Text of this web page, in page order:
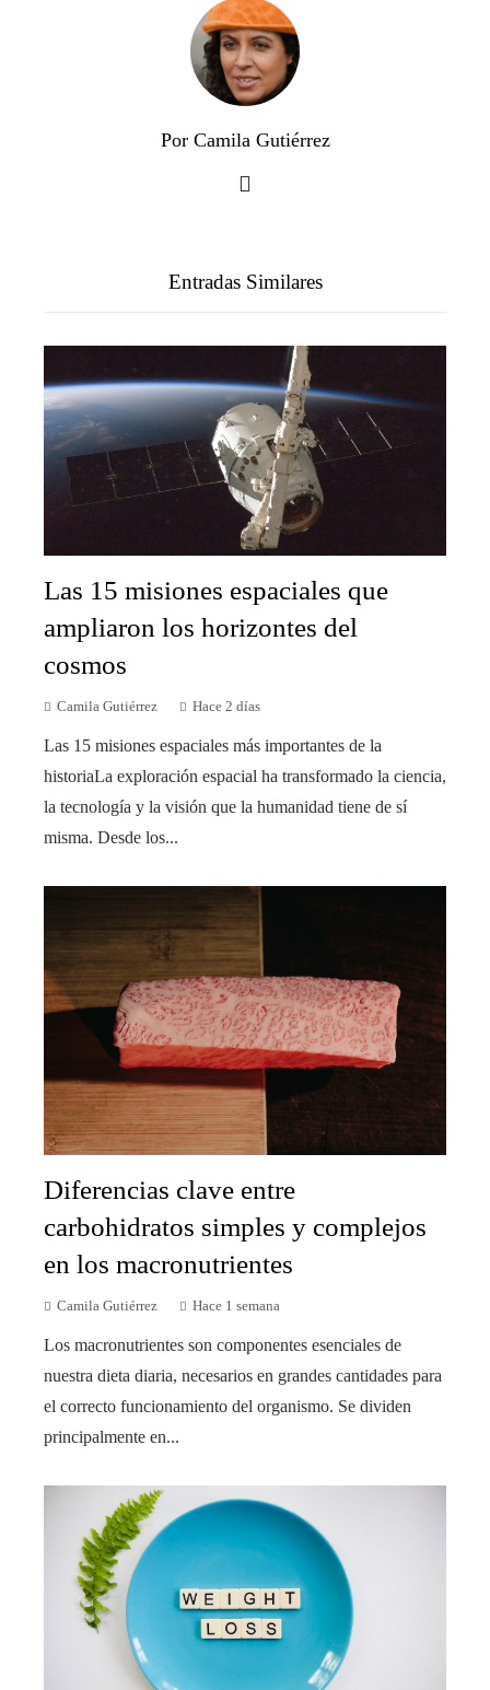
Por Camila Gutiérrez
Entradas Similares
Las 15 misiones espaciales que
ampliaron los horizontes del
cosmos
Camila Gutiérrez Hace 2 días
Las 15 misiones espaciales más importantes de la
historiaLa exploración espacial ha transformado la ciencia,
la tecnología y la visión que la humanidad tiene de sí
misma. Desde los...
Diferencias clave entre
carbohidratos simples y complejos
en los macronutrientes
Camila Gutiérrez Hace 1 semana
Los macronutrientes son componentes esenciales de
nuestra dieta diaria, necesarios en grandes cantidades para
el correcto funcionamiento del organismo. Se dividen
principalmente en...